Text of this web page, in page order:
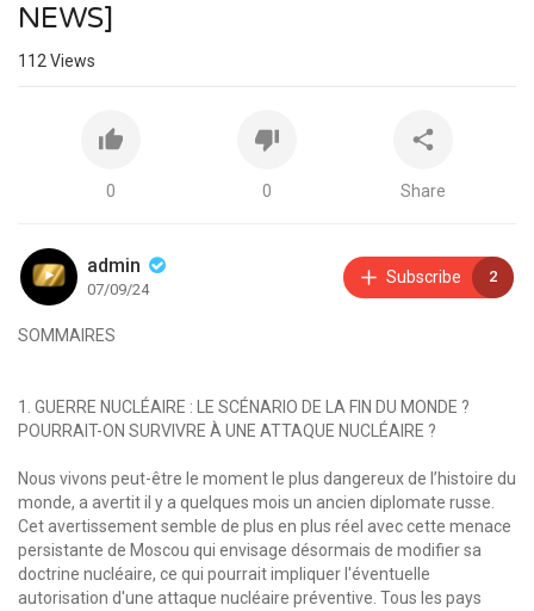
NEWS]
112 Views
0 0 Share
admin
07/09/24
Subscribe 2
SOMMAIRES
1. GUERRE NUCLÉAIRE : LE SCÉNARIO DE LA FIN DU MONDE ?
POURRAIT-ON SURVIVRE À UNE ATTAQUE NUCLÉAIRE ?
Nous vivons peut-être le moment le plus dangereux de l’histoire du
monde, a avertit il y a quelques mois un ancien diplomate russe.
Cet avertissement semble de plus en plus réel avec cette menace
persistante de Moscou qui envisage désormais de modifier sa
doctrine nucléaire, ce qui pourrait impliquer l'éventuelle
autorisation d'une attaque nucléaire préventive. Tous les pays